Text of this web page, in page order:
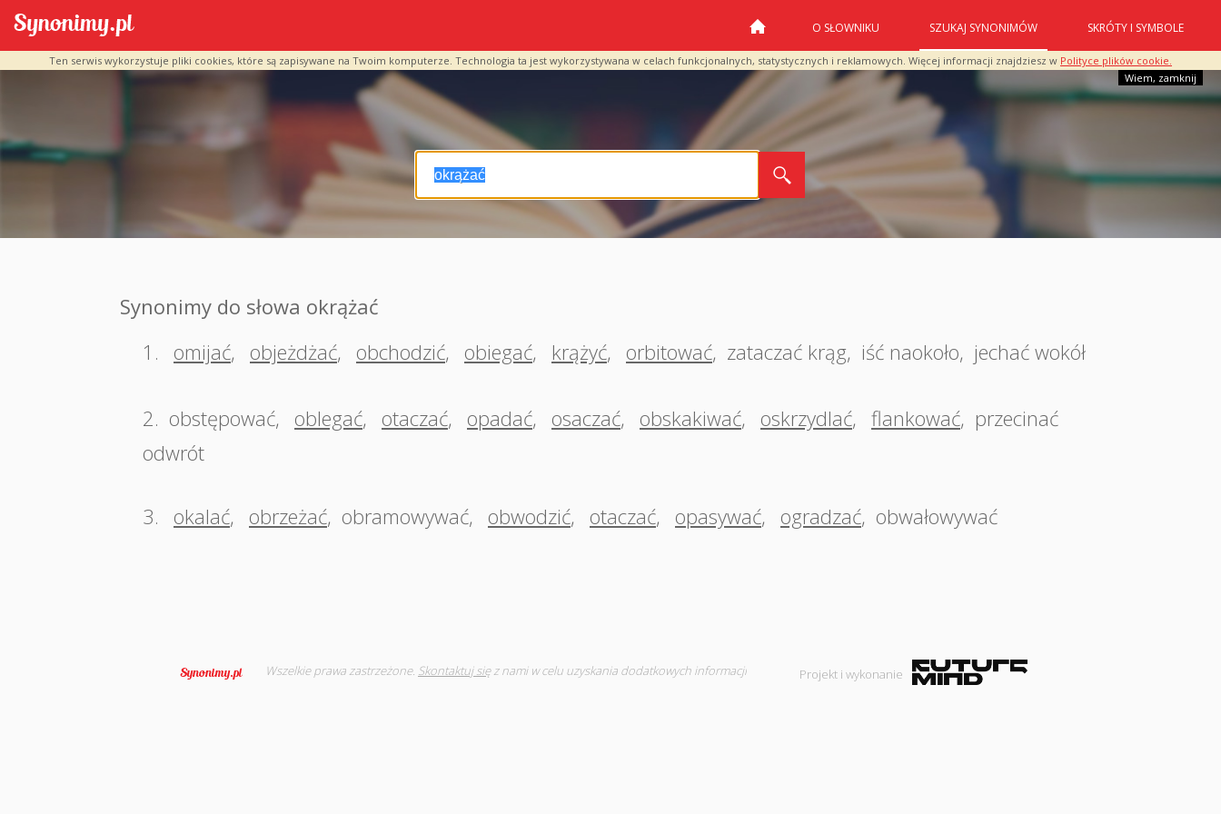
Ten serwis wykorzystuje pliki cookies, które są zapisywane na Twoim komputerze. Technologia ta jest wykorzystywana w celach funkcjonalnych, statystycznych i reklamowych. Więcej informacji znajdziesz w Polityce plików cookie.
Wiem, zamknij
O SŁOWNIKU SZUKAJ SYNONIMÓW SKRÓTY I SYMBOLE
Synonimy do słowa okrążać
1.
omijać, objeżdżać, obchodzić, obiegać, krążyć, orbitować, zataczać krąg, iść naokoło, jechać wokół
2. obstępować, oblegać, otaczać, opadać, osaczać, obskakiwać, oskrzydlać, flankować, przecinać
odwrót
3. okalać, obrzeżać, obramowywać, obwodzić, otaczać, opasywać, ogradzać, obwałowywać
Wszelkie prawa zastrzeżone. Skontaktuj sięz nami w celu uzyskania dodatkowych informacji Projekt i wykonanie